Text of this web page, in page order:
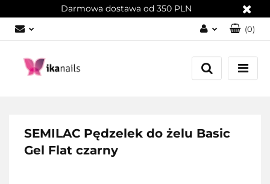
Darmowa dostawa od 350 PLN
Zaloguj się
Załóż konto
(0)
SEMILAC Pędzelek do żelu Basic
Gel Flat czarny